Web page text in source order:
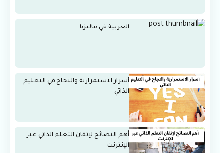
العربية في ماليزيا
أسرار الاستمرارية والنجاح في التعليم
الذاتي
أهم النصائح لإتقان التعلم الذاتي عبر
الإنترنت